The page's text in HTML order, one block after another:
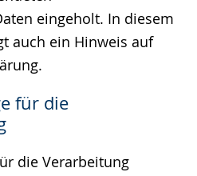
eingeholt. In diesem
auch ein Hinweis auf
für die
die Verarbeitung